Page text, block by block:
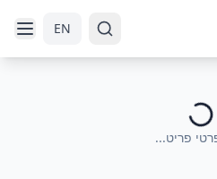
EN
פריט...